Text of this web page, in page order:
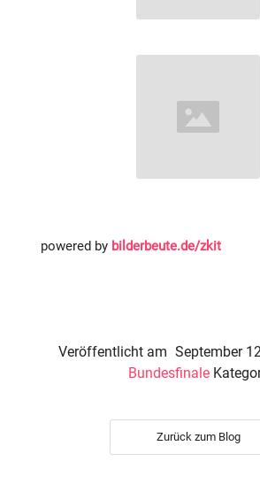
powered by bilderbeute.de/zkit
Veröffentlicht am September
Bundesfinale
Zurück zum Blog